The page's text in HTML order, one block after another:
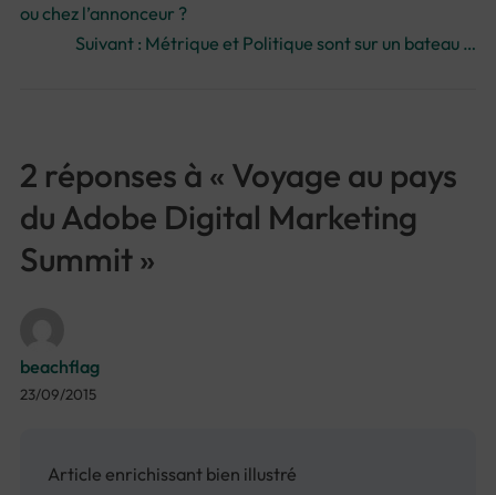
ou chez l’annonceur ?
Suivant : Métrique et Politique sont sur un bateau …
2 réponses à « Voyage au pays
du Adobe Digital Marketing
Summit »
beachflag
23/09/2015
Article enrichissant bien illustré